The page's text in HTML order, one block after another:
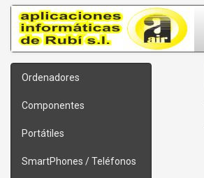
Ordenadores
Componentes
Portátiles
SmartPhones / Teléfonos